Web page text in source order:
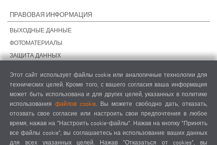
ПРАВОВАЯ ИНФОРМАЦИЯ
ВЫХОДНЫЕ ДАННЫЕ
ФОТОМАТЕРИАЛЫ
ЗАЩИТА ДАННЫХ
ОБЩИЕ УСЛОВИЯ СДЕЛОК
ОБЩИЕ УСЛОВИЯ ПРОДАЖИ
НАСТРОЙКИ COOKIES
КОДЕКС ПОВЕДЕНИЯ ПОСТАВЩИКОВ
Этот сайт использует файлы cookie или аналогичные технологии для
технических целей. Кроме того, с вашего согласия ваша информация
может быть использована и для других целей, указанных в политике
использования файлов cookie. Вы можете свободно дать, отказать,
отозвать свое согласие или настроить свои предпочтения в любое
время, нажав на "Настроить cookie-файлы". Нажав на кнопку "Принять
все файлы cookie", вы соглашаетесь на использование ваших данных
для всех указанных целей. Нажав "Отказаться от cookies", вы